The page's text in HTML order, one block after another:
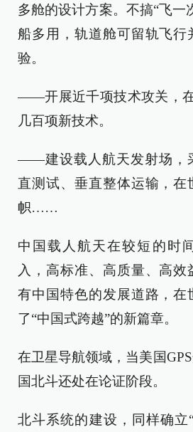
多舱的设计方案。不搞“飞一
船多用，轨道舱可留轨飞行
验。
——开展近千项技术攻关，
几百项新技术。
——建设载人航天发射场，
直测试、垂直整体运输，在
帜……
中国载人航天在较短的时
入，高标准、高质量、高
有中国特色的发展道路，在
了“中国式跨越”的新篇章。
在卫星导航领域，当美国
国北斗还处在论证阶段。
北斗系统的建设，同样确